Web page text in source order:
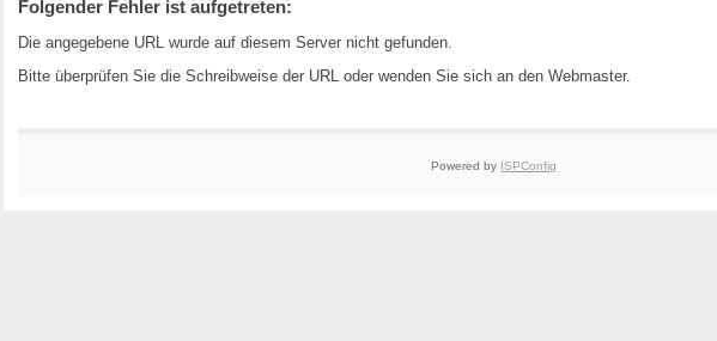
Folgender Fehler ist aufgetreten:
Die angegebene URL wurde auf diesem Server nicht gefunden.
Bitte überprüfen Sie die Schreibweise der URL oder wenden Sie sich an den Webmaster.
Powered by ISPConfig